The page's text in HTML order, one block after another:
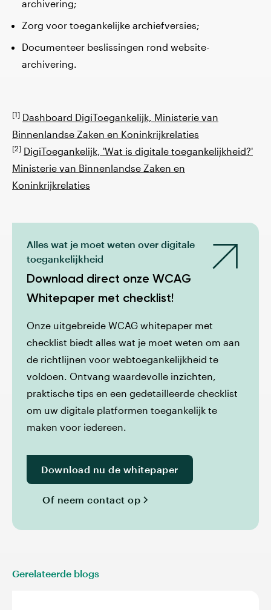
archivering;
Zorg voor toegankelijke archiefversies;
Documenteer beslissingen rond website-
archivering.
[1] Dashboard DigiToegankelijk, Ministerie van
Binnenlandse Zaken en Koninkrijkrelaties
[2] DigiToegankelijk, 'Wat is digitale toegankelijkheid?'
Ministerie van Binnenlandse Zaken en
Koninkrijkrelaties
Alles wat je moet weten over digitale
toegankelijkheid
Download direct onze WCAG
Whitepaper met checklist!
Onze uitgebreide WCAG whitepaper met
checklist biedt alles wat je moet weten om aan
de richtlijnen voor webtoegankelijkheid te
voldoen. Ontvang waardevolle inzichten,
praktische tips en een gedetailleerde checklist
om uw digitale platformen toegankelijk te
maken voor iedereen.
Download nu de whitepaper
Of neem contact op
Gerelateerde blogs